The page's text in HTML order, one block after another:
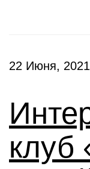
22 Июня, 2021
клуб